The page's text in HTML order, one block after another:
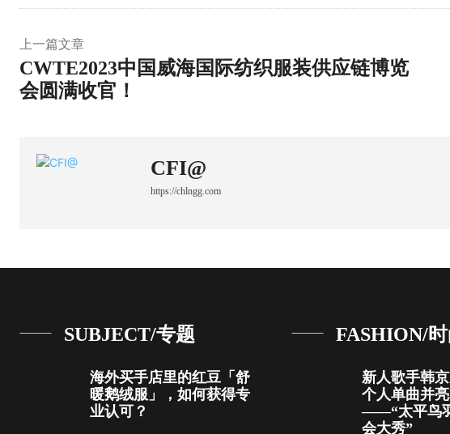
上一篇文章
CWTE2023中国威海国际纺织服装供应链博览
会圆满收官！
CFI@
https://chlngg.com
SUBJECT/专题
海外买手店里的红豆「舒
暖鹅绒服」，如何获得专
业认可？
FASHION/时
新人歌手韩
个人单曲并
——“太平鸟
会大秀”